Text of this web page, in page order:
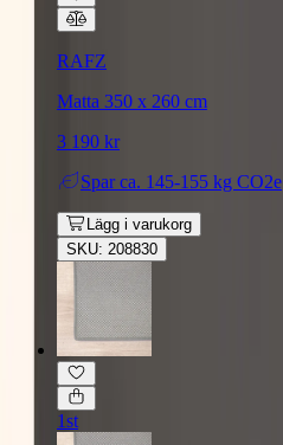
RAFZ
Matta 350 x 260 cm
3 190 kr
Spar ca. 145-155 kg CO2e
Lägg i varukorg
SKU: 208830
1st